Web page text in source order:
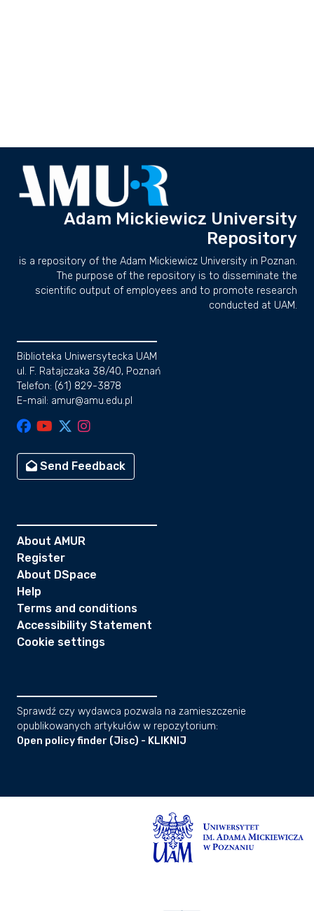
Adam Mickiewicz University
Repository
is a repository of the Adam Mickiewicz University in Poznan.
The purpose of the repository is to disseminate the
scientific output of employees and to promote research
conducted at UAM.
Biblioteka Uniwersytecka UAM
ul. F. Ratajczaka 38/40, Poznań
Telefon: (61) 829-3878
E-mail: amur@amu.edu.pl
Send Feedback
About AMUR
Register
About DSpace
Help
Terms and conditions
Accessibility Statement
Cookie settings
Sprawdź czy wydawca pozwala na zamieszczenie
opublikowanych artykułów w repozytorium:
Open policy finder (Jisc) - KLIKNIJ